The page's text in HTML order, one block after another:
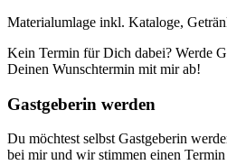
Materialumlage inkl. Kataloge,
Kein Termin für Dich dabei? Werde
Deinen Wunschtermin mit mir ab!
Gastgeberin werden
Du möchtest selbst Gastgeberin
bei mir und wir stimmen einen Termin